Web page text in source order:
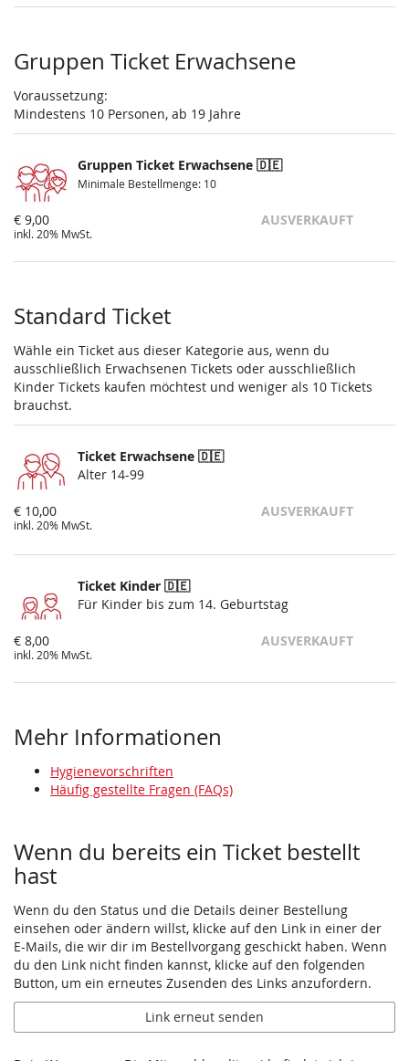
Gruppen Ticket Erwachsene
Voraussetzung:
Mindestens 10 Personen, ab 19 Jahre
Gruppen Ticket Erwachsene 🇩🇪
Minimale Bestellmenge: 10
€ 9,00
inkl. 20% MwSt.
AUSVERKAUFT
Standard Ticket
Wähle ein Ticket aus dieser Kategorie aus, wenn du
ausschließlich Erwachsenen Tickets oder ausschließlich
Kinder Tickets kaufen möchtest und weniger als 10 Tickets
brauchst.
Ticket Erwachsene 🇩🇪
Alter 14-99
€ 10,00
inkl. 20% MwSt.
AUSVERKAUFT
Ticket Kinder 🇩🇪
Für Kinder bis zum 14. Geburtstag
€ 8,00
inkl. 20% MwSt.
AUSVERKAUFT
Mehr Informationen
Hygienevorschriften
Häufig gestellte Fragen (FAQs)
Wenn du bereits ein Ticket bestellt
hast
Wenn du den Status und die Details deiner Bestellung
einsehen oder ändern willst, klicke auf den Link in einer der
E-Mails, die wir dir im Bestellvorgang geschickt haben. Wenn
du den Link nicht finden kannst, klicke auf den folgenden
Button, um ein erneutes Zusenden des Links anzufordern.
Link erneut senden